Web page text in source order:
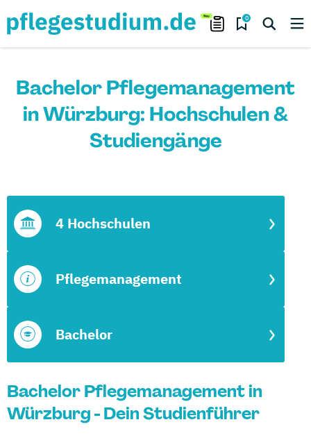
0
Bachelor Pflegemanagement
in Würzburg: Hochschulen &
Studiengänge
Bachelor
Pflegemanagement
4 Hochschulen
Bachelor Pflegemanagement in
Würzburg - Dein Studienführer